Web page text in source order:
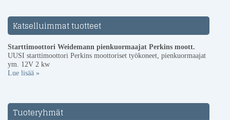
Katselluimmat tuotteet
Starttimoottori Weidemann pienkuormaajat Perkins moott.
UUSI starttimoottori Perkins moottoriset työkoneet, pienkuormaajat
ym. 12V 2 kw
Lue lisää »
Tuoteryhmät